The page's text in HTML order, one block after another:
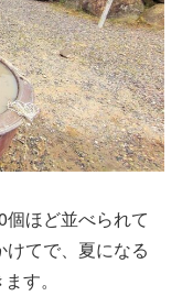
ほど並べられて
てで、夏になる
す。